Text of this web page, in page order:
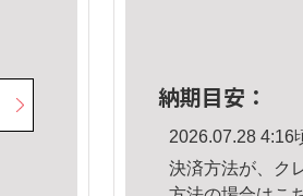
納期目安：
2026.07.28 4:16
決済方法が、ク